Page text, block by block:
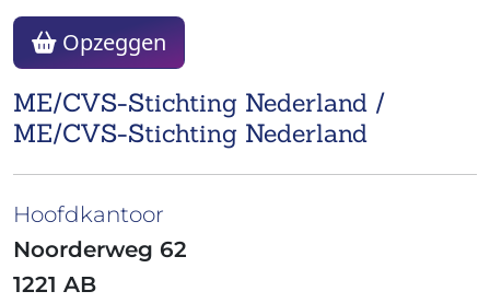
ME/CVS-Stichting Nederland /
ME/CVS-Stichting Nederland
Opzeggen
Hoofdkantoor
Noorderweg 62
1221 AB